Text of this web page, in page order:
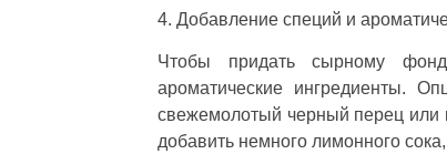
4. Добавление специй и
Чтобы придать сырному
ароматические ингредиенты.
свежемолотый черный перец или
добавить немного лимонного